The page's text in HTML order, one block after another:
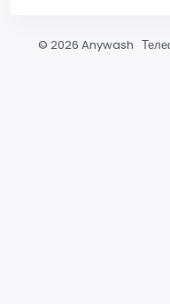
© 2026 Anywash